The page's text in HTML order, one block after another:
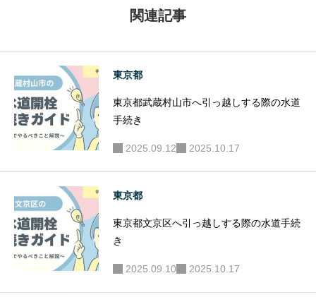
関連記事
東京都
東京都武蔵村山市へ引っ越しする際の水道
手続き
2025.09.12 2025.10.17
東京都
東京都文京区へ引っ越しする際の水道手続
き
2025.09.10 2025.10.17